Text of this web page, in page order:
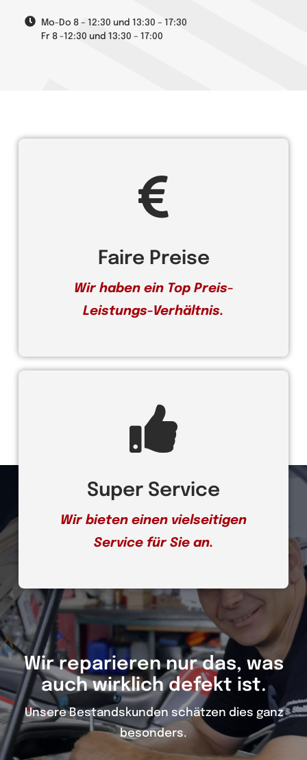
Mo-Do 8 – 12:30 und 13:30 – 17:30
Fr 8 -12:30 und 13:30 – 17:00
Faire Preise
Wir haben ein Top Preis-
Leistungs-Verhältnis.
Super Service
Wir bieten einen vielseitigen
Service für Sie an.
Wir reparieren nur das, was
auch wirklich defekt ist.
Unsere Bestandskunden schätzen dies ganz
besonders.